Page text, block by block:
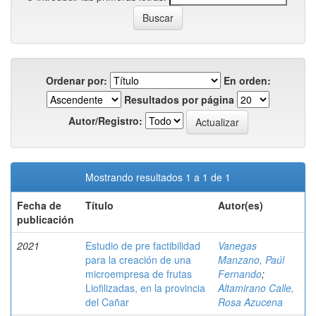
Ordenar por:
En orden:
Resultados por página
Autor/Registro:
Mostrando resultados 1 a 1 de 1
Fecha de
publicación
Título Autor(es)
2021
Estudio de pre factibilidad
para la creación de una
microempresa de frutas
Liofilizadas, en la provincia
del Cañar
Vanegas
Manzano, Paúl
Fernando;
Altamirano Calle,
Rosa Azucena